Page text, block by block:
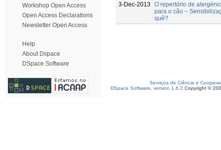
Workshop Open Access
Open Access Declarations
Newsletter Open Access
Help
About Dspace
DSpace Software
3-Dec-2013
O repertório de
para o cão –
quê?
Serviços de Ciência e
DSpace Software, version 1.6.2 Copyright ©